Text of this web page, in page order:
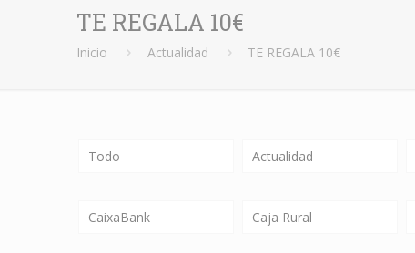
TE REGALA 10€
Inicio Actualidad TE REGALA 10€
Todo Actualidad
CaixaBank Caja Rural